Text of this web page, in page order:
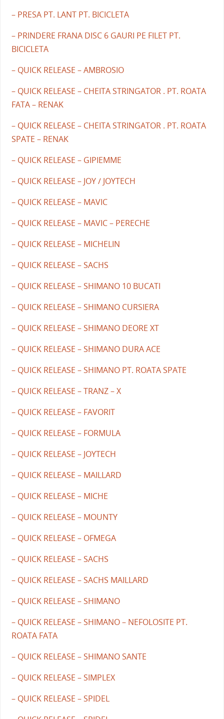
– PRESA PT. LANT PT. BICICLETA
– PRINDERE FRANA DISC 6 GAURI PE FILET PT.
BICICLETA
– QUICK RELEASE – AMBROSIO
– QUICK RELEASE – CHEITA STRINGATOR . PT. ROATA
FATA – RENAK
– QUICK RELEASE – CHEITA STRINGATOR . PT. ROATA
SPATE – RENAK
– QUICK RELEASE – GIPIEMME
– QUICK RELEASE – JOY / JOYTECH
– QUICK RELEASE – MAVIC
– QUICK RELEASE – MAVIC – PERECHE
– QUICK RELEASE – MICHELIN
– QUICK RELEASE – SACHS
– QUICK RELEASE – SHIMANO 10 BUCATI
– QUICK RELEASE – SHIMANO CURSIERA
– QUICK RELEASE – SHIMANO DEORE XT
– QUICK RELEASE – SHIMANO DURA ACE
– QUICK RELEASE – SHIMANO PT. ROATA SPATE
– QUICK RELEASE – TRANZ – X
– QUICK RELEASE – FAVORIT
– QUICK RELEASE – FORMULA
– QUICK RELEASE – JOYTECH
– QUICK RELEASE – MAILLARD
– QUICK RELEASE – MICHE
– QUICK RELEASE – MOUNTY
– QUICK RELEASE – OFMEGA
– QUICK RELEASE – SACHS
– QUICK RELEASE – SACHS MAILLARD
– QUICK RELEASE – SHIMANO
– QUICK RELEASE – SHIMANO – NEFOLOSITE PT.
ROATA FATA
– QUICK RELEASE – SHIMANO SANTE
– QUICK RELEASE – SIMPLEX
– QUICK RELEASE – SPIDEL